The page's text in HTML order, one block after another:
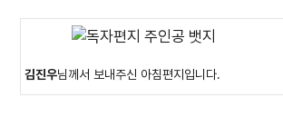
김진우님께서 보내주신 아침편지입니다.